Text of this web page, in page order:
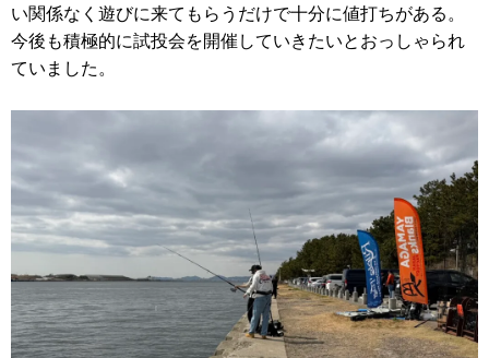
い関係なく遊びに来てもらうだけで十分に値打ちがある。
今後も積極的に試投会を開催していきたいとおっしゃられ
ていました。